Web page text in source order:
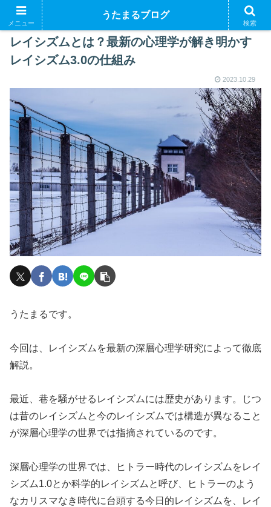
レイシズムとは？最新の心理学が解き明かす
レイシズム3.0の仕組み
2023.10.29
うたまるです。
今回は、レイシズムを最新の深層心理学研究によって徹底
解説。
最近、巷を騒がせるレイシズムには歴史があります。じつ
は昔のレイシズムと今のレイシズムでは構造が異なること
が深層心理学の世界では指摘されているのです。
深層心理学の世界では、ヒトラー時代のレイシズムをレイ
シズム1.0とか科学的レイシズムと呼び、ヒトラーのよう
なカリスマなき時代に台頭する今日的レイシズムを、レイ
メニュー
うたまるブログ
検索